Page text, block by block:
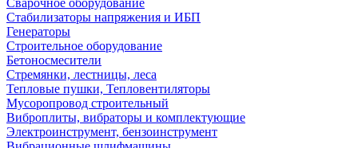
Сварочное оборудование
Стабилизаторы напряжения и ИБП
Генераторы
Строительное оборудование
Бетоносмесители
Стремянки, лестницы, леса
Тепловые пушки, Тепловентиляторы
Мусоропровод строительный
Виброплиты, вибраторы и комплектующие
Электроинструмент, бензоинструмент